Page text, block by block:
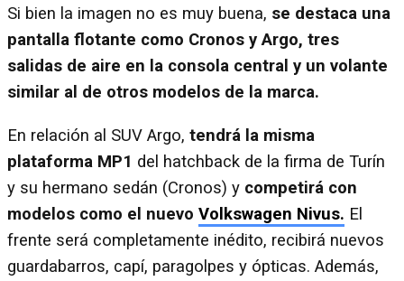
Si bien la imagen no es muy buena, se destaca una
pantalla flotante como Cronos y Argo, tres
salidas de aire en la consola central y un volante
similar al de otros modelos de la marca.
En relación al SUV Argo, tendrá la misma
plataforma MP1 del hatchback de la firma de Turín
y su hermano sedán (Cronos) y competirá con
modelos como el nuevo Volkswagen Nivus. El
frente será completamente inédito, recibirá nuevos
guardabarros, capí, paragolpes y ópticas. Además,